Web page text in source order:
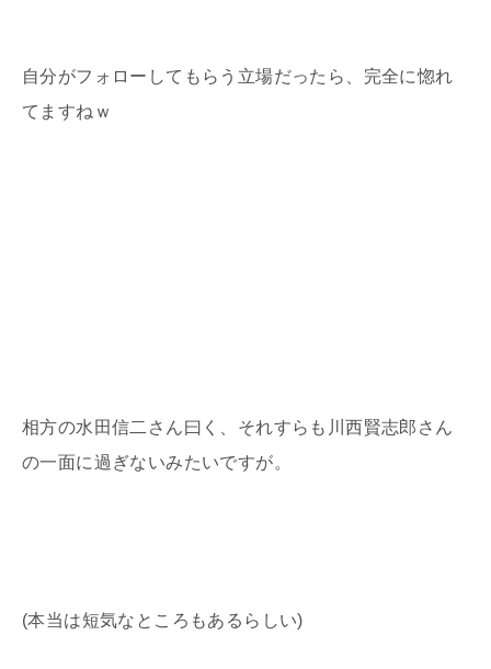
自分がフォローしてもらう立場だったら、完全に惚れ
てますねｗ
相方の水田信二さん曰く、それすらも川西賢志郎さん
の一面に過ぎないみたいですが。
(本当は短気なところもあるらしい)